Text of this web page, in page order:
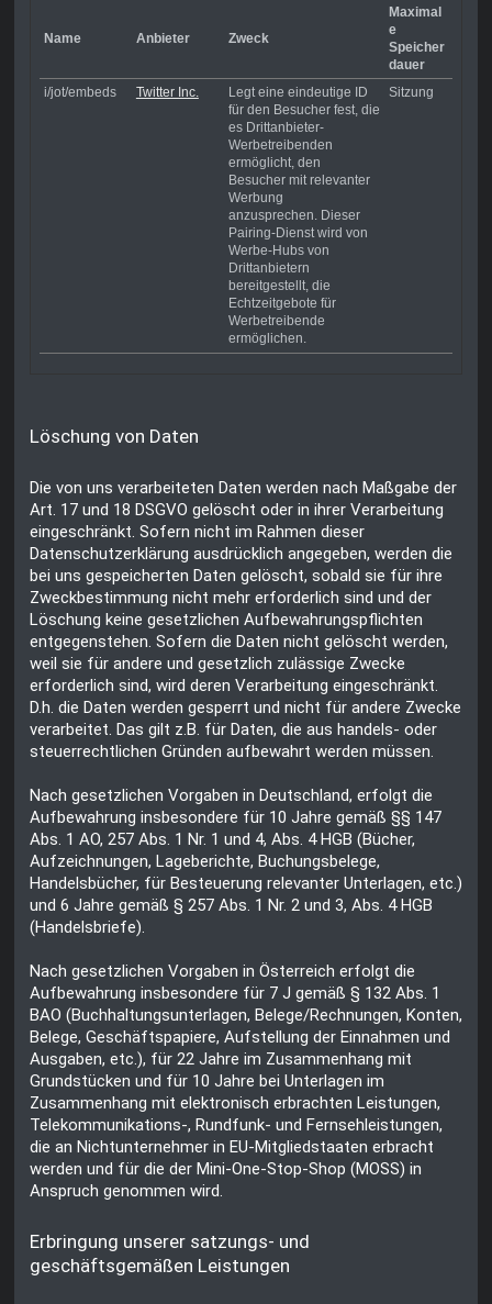
Name Anbieter Zweck
Maximal
e
Speicher
dauer
i/jot/embeds
Twitter Inc.
Legt eine eindeutige ID
für den Besucher fest, die
es Drittanbieter-
Werbetreibenden
ermöglicht, den
Besucher mit relevanter
Werbung
anzusprechen. Dieser
Pairing-Dienst wird von
Werbe-Hubs von
Drittanbietern
bereitgestellt, die
Echtzeitgebote für
Werbetreibende
ermöglichen.
Sitzung
Löschung von Daten
Die von uns verarbeiteten Daten werden nach Maßgabe der
Art. 17 und 18 DSGVO gelöscht oder in ihrer Verarbeitung
eingeschränkt. Sofern nicht im Rahmen dieser
Datenschutzerklärung ausdrücklich angegeben, werden die
bei uns gespeicherten Daten gelöscht, sobald sie für ihre
Zweckbestimmung nicht mehr erforderlich sind und der
Löschung keine gesetzlichen Aufbewahrungspflichten
entgegenstehen. Sofern die Daten nicht gelöscht werden,
weil sie für andere und gesetzlich zulässige Zwecke
erforderlich sind, wird deren Verarbeitung eingeschränkt.
D.h. die Daten werden gesperrt und nicht für andere Zwecke
verarbeitet. Das gilt z.B. für Daten, die aus handels- oder
steuerrechtlichen Gründen aufbewahrt werden müssen.
Nach gesetzlichen Vorgaben in Deutschland, erfolgt die
Aufbewahrung insbesondere für 10 Jahre gemäß §§ 147
Abs. 1 AO, 257 Abs. 1 Nr. 1 und 4, Abs. 4 HGB (Bücher,
Aufzeichnungen, Lageberichte, Buchungsbelege,
Handelsbücher, für Besteuerung relevanter Unterlagen, etc.)
und 6 Jahre gemäß § 257 Abs. 1 Nr. 2 und 3, Abs. 4 HGB
(Handelsbriefe).
Nach gesetzlichen Vorgaben in Österreich erfolgt die
Aufbewahrung insbesondere für 7 J gemäß § 132 Abs. 1
BAO (Buchhaltungsunterlagen, Belege/Rechnungen, Konten,
Belege, Geschäftspapiere, Aufstellung der Einnahmen und
Ausgaben, etc.), für 22 Jahre im Zusammenhang mit
Grundstücken und für 10 Jahre bei Unterlagen im
Zusammenhang mit elektronisch erbrachten Leistungen,
Telekommunikations-, Rundfunk- und Fernsehleistungen,
die an Nichtunternehmer in EU-Mitgliedstaaten erbracht
werden und für die der Mini-One-Stop-Shop (MOSS) in
Anspruch genommen wird.
Erbringung unserer satzungs- und
geschäftsgemäßen Leistungen